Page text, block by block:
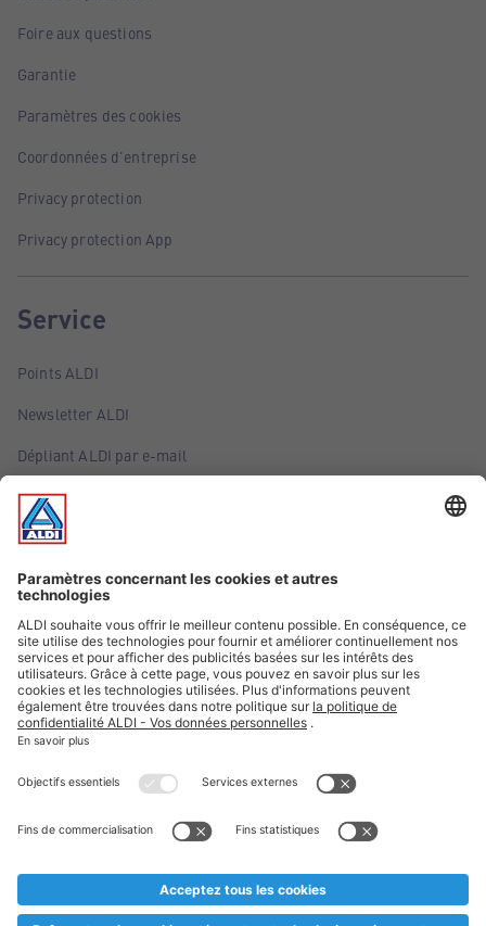
Foire aux questions
Garantie
Paramètres des cookies
Coordonnées d'entreprise
Privacy protection
Privacy protection App
Service
Points ALDI
Newsletter ALDI
Dépliant ALDI par e-mail
Offres
Infos essentielles
Suivez ALDI Belgique
Textes marqués d'un astérisque et mentions légales
* Nous vendons ces articles temporairement et jusqu'à
au cas où, malgré le planning bien étudié, nous serions
prématurément en rupture de stock. Prix Recupel et TVA incl.
** Sur ce site, l’utilisation de la forme masculine a été adoptée